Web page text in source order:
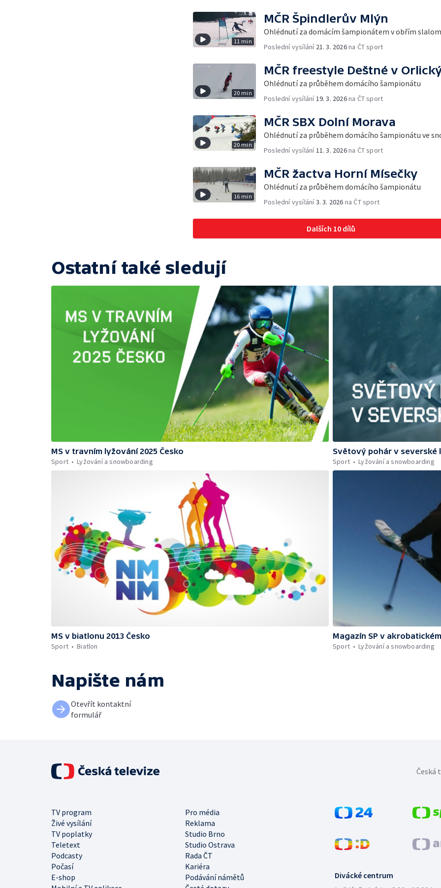
11 min
MČR Špindlerův Mlýn
Ohlédnutí za domácím šampionátem v obřím
Poslední vysílání 21. 3. 2026na ČT sport
20 min
MČR freestyle Deštné v
Ohlédnutí za průběhem domácího šampionátu
Poslední vysílání 19. 3. 2026na ČT sport
20 min
MČR SBX Dolní Morava
Ohlédnutí za průběhem domácího šampionátu ve
Poslední vysílání 11. 3. 2026na ČT sport
16 min
MČR žactva Horní Mísečky
Ohlédnutí za průběhem domácího šampionátu
Poslední vysílání3. 3. 2026 na ČT sport
Dalších 10 dílů
Ostatní také sledují
MS v travním lyžování 2025 Česko
Sport
Lyžování a snowboarding
Světový pohár v severské
Sport
Lyžování a snowboarding
MS v biatlonu 2013 Česko
Sport
Biatlon
Magazín SP v
Sport
Lyžování a snowboarding
Napište nám
Otevřít kontaktní
formulář
Divácké centrum
TV program
Pro média
Živé vysílání
Reklama
TV poplatky
Studio Brno
Teletext
Studio Ostrava
Podcasty
Rada ČT
Počasí
Kariéra
E-shop
Podávání námětů
Česká